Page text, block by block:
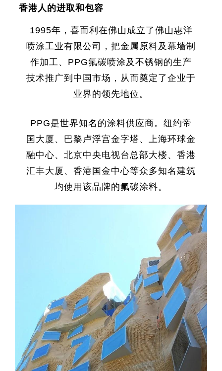
香港人的进取和包容
1995年，喜而利在佛山成立了佛山惠洋
喷涂工业有限公司，把金属原料及幕墙制
作加工、PPG氟碳喷涂及不锈钢的生产
技术推广到中国市场，从而奠定了企业于
业界的领先地位。
PPG是世界知名的涂料供应商。纽约帝
国大厦、巴黎卢浮宫金字塔、上海环球金
融中心、北京中央电视台总部大楼、香港
汇丰大厦、香港国金中心等众多知名建筑
均使用该品牌的氟碳涂料。